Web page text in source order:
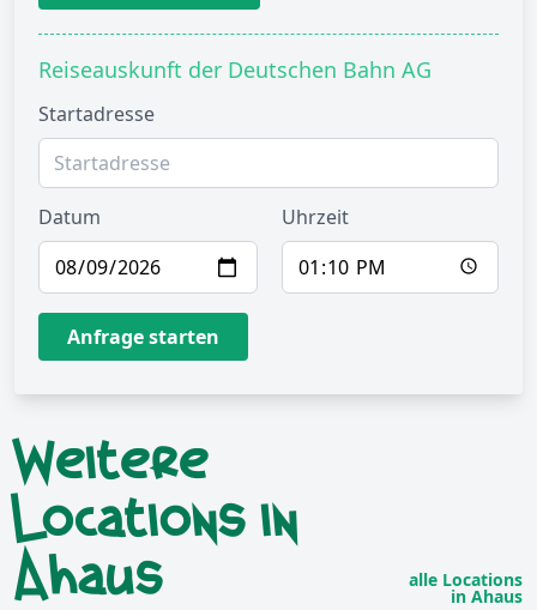
Reiseauskunft der Deutschen Bahn AG
Startadresse
Datum Uhrzeit
Anfrage starten
Weitere
Locations in
Ahaus
alle Locations
in Ahaus